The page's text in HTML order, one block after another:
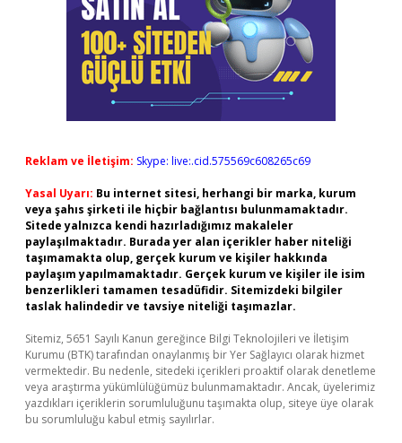
Reklam ve İletişim: Skype: live:.cid.575569c608265c69
Yasal Uyarı: Bu internet sitesi, herhangi bir marka, kurum
veya şahıs şirketi ile hiçbir bağlantısı bulunmamaktadır.
Sitede yalnızca kendi hazırladığımız makaleler
paylaşılmaktadır. Burada yer alan içerikler haber niteliği
taşımamakta olup, gerçek kurum ve kişiler hakkında
paylaşım yapılmamaktadır. Gerçek kurum ve kişiler ile isim
benzerlikleri tamamen tesadüfidir. Sitemizdeki bilgiler
taslak halindedir ve tavsiye niteliği taşımazlar.
Sitemiz, 5651 Sayılı Kanun gereğince Bilgi Teknolojileri ve İletişim
Kurumu (BTK) tarafından onaylanmış bir Yer Sağlayıcı olarak hizmet
vermektedir. Bu nedenle, sitedeki içerikleri proaktif olarak denetleme
veya araştırma yükümlülüğümüz bulunmamaktadır. Ancak, üyelerimiz
yazdıkları içeriklerin sorumluluğunu taşımakta olup, siteye üye olarak
bu sorumluluğu kabul etmiş sayılırlar.